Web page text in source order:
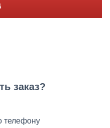
заказ?
телефону